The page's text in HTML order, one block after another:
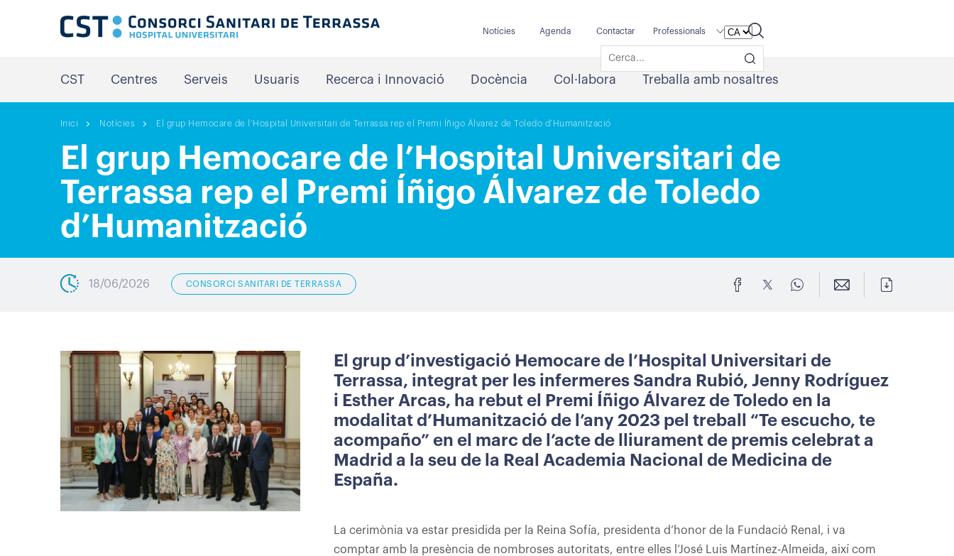
Notícies Agenda Contactar Professionals
CST Centres Serveis Usuaris Recerca i Innovació Docència Col·labora Treballa amb nosaltres
Inici Notícies El grup Hemocare de l’Hospital Universitari de Terrassa rep el Premi Íñigo Álvarez de Toledo d’Humanització
El grup Hemocare de l’Hospital Universitari de
Terrassa rep el Premi Íñigo Álvarez de Toledo
d’Humanització
18/06/2026 CONSORCI SANITARI DE TERRASSA
El grup d’investigació Hemocare de l’Hospital Universitari de
Terrassa, integrat per les infermeres Sandra Rubió, Jenny Rodríguez
i Esther Arcas, ha rebut el Premi Íñigo Álvarez de Toledo en la
modalitat d’Humanització de l’any 2023 pel treball “Te escucho, te
acompaño” en el marc de l’acte de lliurament de premis celebrat a
Madrid a la seu de la Real Academia Nacional de Medicina de
España.
La cerimònia va estar presidida per la Reina Sofía, presidenta d’honor de la Fundació Renal, i va
comptar amb la presència de nombroses autoritats, entre elles l’José Luis Martínez-Almeida, així com